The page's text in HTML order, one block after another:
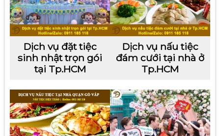
Dịch vụ đặt tiệc
sinh nhật trọn gói
tại Tp.HCM
Dịch vụ nấu tiệc
đám cưới tại nhà ở
Tp.HCM